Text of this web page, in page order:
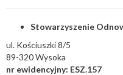
Stowarzyszenie
ul. Kościuszki 8/5
89-320 Wysoka
nr ewidencyjny: ESZ.157